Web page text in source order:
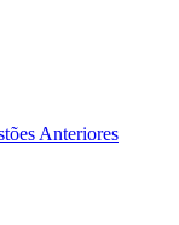
Anteriores